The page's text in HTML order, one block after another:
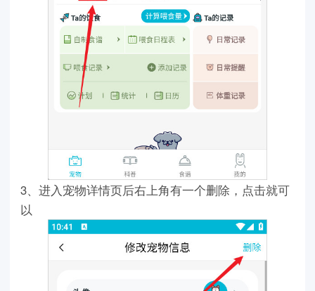
3、进入宠物详情页后右上角有一个删除，点击就可
以